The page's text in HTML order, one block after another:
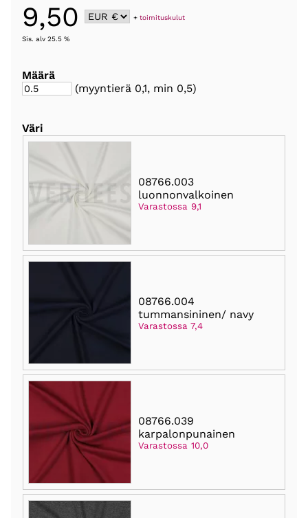
9,50 +toimituskulut
Sis. alv 25.5 %
Määrä
(myyntierä 0,1, min 0,5)
Väri
08766.003
luonnonvalkoinen
Varastossa 9,1
08766.004
tummansininen/ navy
Varastossa 7,4
08766.039
karpalonpunainen
Varastossa 10,0